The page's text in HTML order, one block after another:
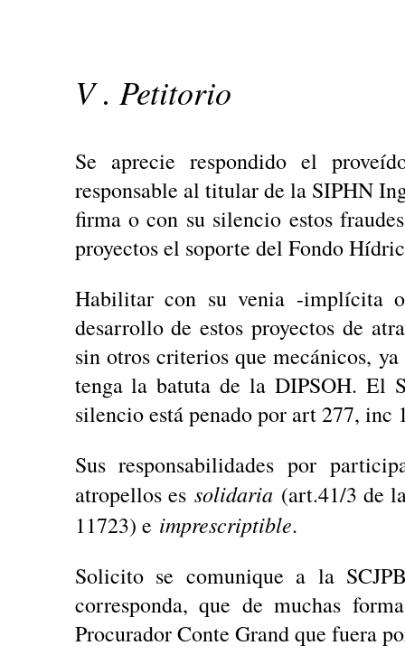
V . Petitorio
Se aprecie respondido el
responsable al titular de la SIPHN
firma o con su silencio estos
proyectos el soporte del Fondo
Habilitar con su venia -implícita
desarrollo de estos proyectos de
sin otros criterios que mecánicos,
tenga la batuta de la DIPSOH. El
silencio está penado por art 277, inc
Sus responsabilidades por
atropellos es solidaria (art.41/3 de
11723) e imprescriptible.
Solicito se comunique a la
corresponda, que de muchas
Procurador Conte Grand que fuera